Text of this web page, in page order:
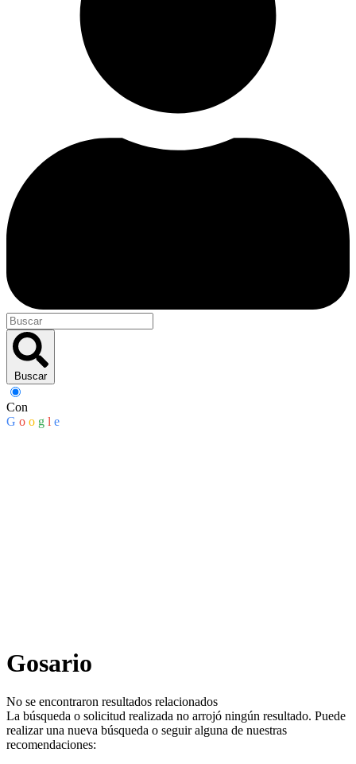
Buscar
Con
G o o g l e
Gosario
No se encontraron resultados relacionados
La búsqueda o solicitud realizada no arrojó ningún resultado. Puede
realizar una nueva búsqueda o seguir alguna de nuestras
recomendaciones: